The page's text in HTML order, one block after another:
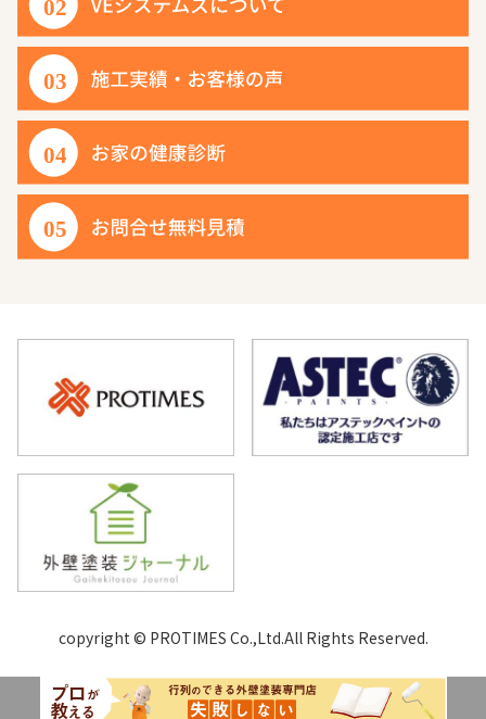
copyright © PROTIMES Co.,Ltd.All Rights Reserved.